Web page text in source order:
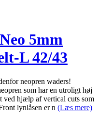
5mm
L 42/43
neopren waders!
som har en utroligt høj
ved hjælp af vertical cuts som
lynlåsen er n (Læs mere)